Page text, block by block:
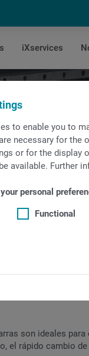
to enable you to
necessary for the
or for the display
available. Further
personal
Functional
iXservices
son ideales
el rápido cambio